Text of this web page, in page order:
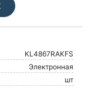
KL4867RAKFS
Электронная
шт